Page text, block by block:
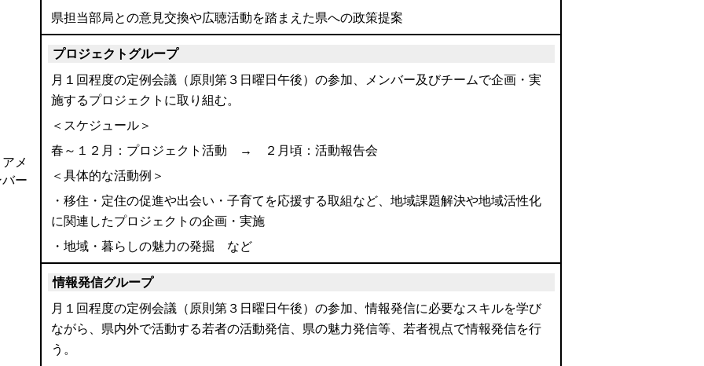
アメ
バー
県担当部局との意見交換や広聴活動を踏まえた県への政策提案
プロジェクトグループ
月１回程度の定例会議（原則第３日曜日午後）の参加、メンバー及びチームで企画・実
施するプロジェクトに取り組む。
＜スケジュール＞
春～１２月：プロジェクト活動 → ２月頃：活動報告会
＜具体的な活動例＞
・移住・定住の促進や出会い・子育てを応援する取組など、地域課題解決や地域活性化
に関連したプロジェクトの企画・実施
・地域・暮らしの魅力の発掘 など
情報発信グループ
月１回程度の定例会議（原則第３日曜日午後）の参加、情報発信に必要なスキルを学び
ながら、県内外で活動する若者の活動発信、県の魅力発信等、若者視点で情報発信を行
う。